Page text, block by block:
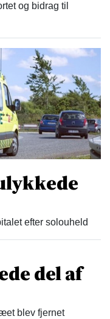
og bidrag til
efter solouheld
del af
blev fjernet